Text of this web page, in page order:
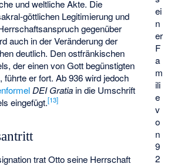
ei
n
er
F
a
m
ili
e
v
o
n
9
2
und weltliche Akte. Die
göttlichen Legitimierung und
gegenüber
auch in der Veränderung der
deutlich. Den ostfränkischen
der einen von Gott begünstigten
führte er fort. Ab 936 wird jedoch
DEI Gratia in die Umschrift
eingefügt.[13]
trat Otto seine Herrschaft